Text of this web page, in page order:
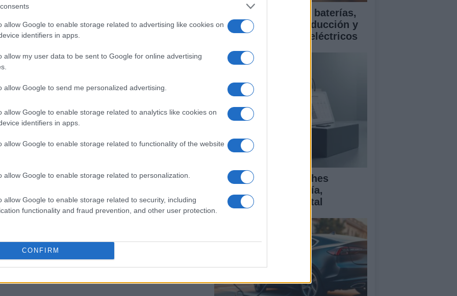
allow Google to enable storage related to advertising like cookies on
identifiers in apps.
allow my user data to be sent to Google for online advertising
allow Google to send me personalized advertising.
allow Google to enable storage related to analytics like cookies on
identifiers in apps.
allow Google to enable storage related to functionality of the website
allow Google to enable storage related to personalization.
allow Google to enable storage related to security, including
functionality and fraud prevention, and other user protection.
CONFIRM
Sedici y un nuevo navegador Instat Nav con
que llevan en Italia, un día os los detallo en otro
ARTÍCULO SIGUIENTE
Guía para comparar baterías,
asistencias a la conducción y
garantía en coches eléctricos
Comparativa de coches
eléctricos: tecnología,
garantías y coste total